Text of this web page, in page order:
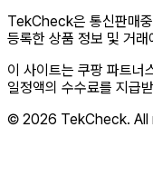
TekCheck은 통신판매
등록한 상품 정보 및 거
이 사이트는 쿠팡 파트너
일정액의 수수료를 지급
© 2026 TekCheck. All